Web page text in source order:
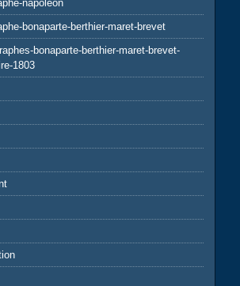
napoléon
bonaparte-berthier-maret-brevet
bonaparte-berthier-maret-brevet-
1803